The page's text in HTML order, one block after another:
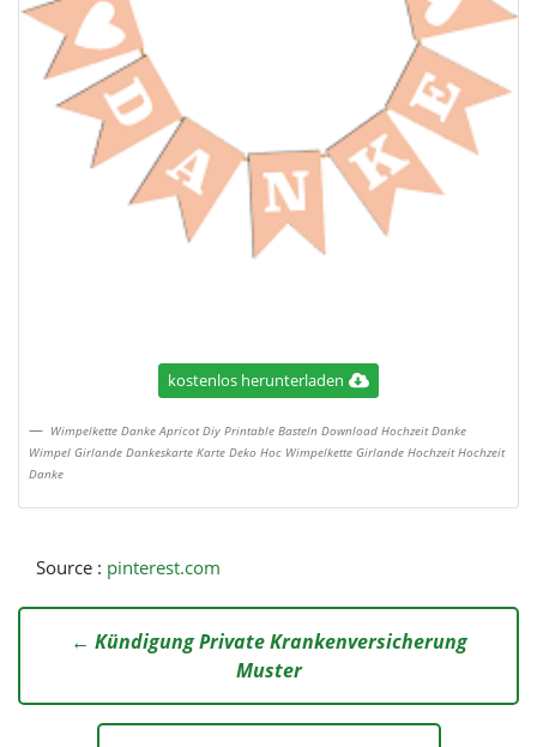
kostenlos herunterladen
Wimpelkette Danke Apricot Diy Printable Basteln Download Hochzeit Danke
Wimpel Girlande Dankeskarte Karte Deko Hoc Wimpelkette Girlande Hochzeit Hochzeit
Danke
Source : pinterest.com
← Kündigung Private Krankenversicherung
Muster